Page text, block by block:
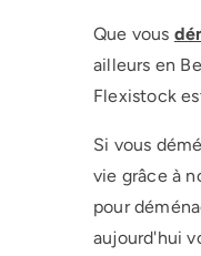
Que vous
ailleurs en
Flexistock
Si vous
vie grâce à
pour
aujourd'hui